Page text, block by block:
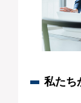
私たち